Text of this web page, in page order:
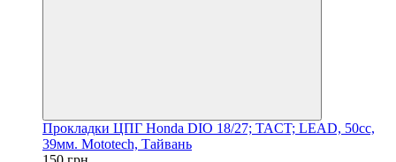
Прокладки ЦПГ Honda DIO 18/27; TACT; LEAD, 50cc,
39мм. Mototech, Тайвань